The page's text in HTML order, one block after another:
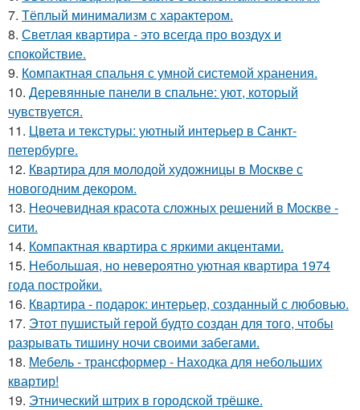
7. Тёплый минимализм с характером.
8. Светлая квартира - это всегда про воздух и
спокойствие.
9. Компактная спальня с умной системой хранения.
10. Деревянные панели в спальне: уют, который
чувствуется.
11. Цвета и текстуры: уютный интерьер в Санкт-
петербурге.
12. Квартира для молодой художницы в Москве с
новогодним декором.
13. Неочевидная красота сложных решений в Москве -
сити.
14. Компактная квартира с яркими акцентами.
15. Небольшая, но невероятно уютная квартира 1974
года постройки.
16. Квартира - подарок: интерьер, созданный с любовью.
17. Этот пушистый герой будто создан для того, чтобы
разрывать тишину ночи своими забегами.
18. Мебель - трансформер - Находка для небольших
квартир!
19. Этнический штрих в городской трёшке.